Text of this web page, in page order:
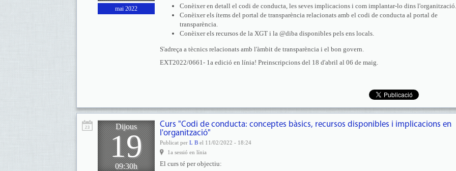
mai 2022
Conèixer en detall el codi de conducta, les seves implicacions i com implantar-lo dins l'organització.
Conèixer els ítems del portal de transparència relacionats amb el codi de conducta al portal de
transparència.
Conèixer els recursos de la XGT i la @diba disponibles pels ens locals.
S'adreça a tècnics relacionats amb l'àmbit de transparència i el bon govern.
EXT2022/0661- 1a edició en línia! Preinscripcions del 18 d'abril al 06 de maig.
Dijous
19
09:30h
Curs "Codi de conducta: conceptes bàsics, recursos disponibles i implicacions en
l'organització"
Publicat per L B el 11/02/2022 - 18:24
1a sessió en línia
El curs té per objectiu: